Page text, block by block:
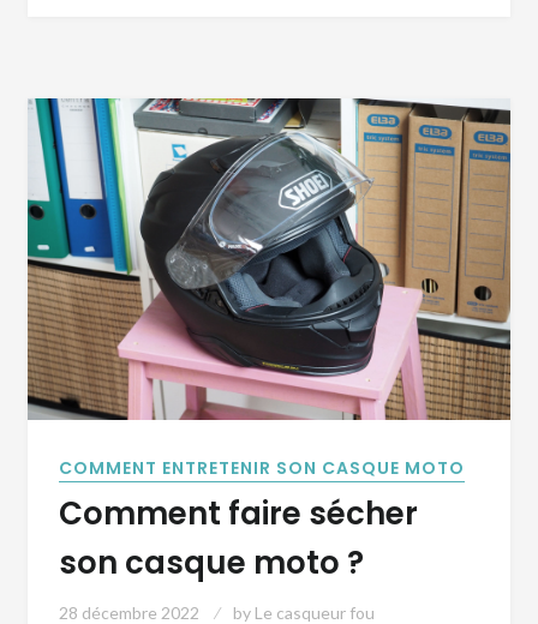
COMMENT ENTRETENIR SON CASQUE MOTO
Comment faire sécher
son casque moto ?
28 décembre 2022 by Le casqueur fou